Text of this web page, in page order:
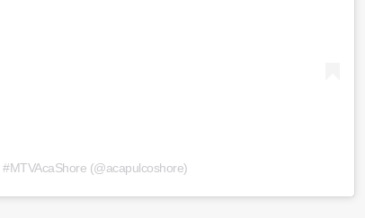
#MTVAcaShore (@acapulcoshore)